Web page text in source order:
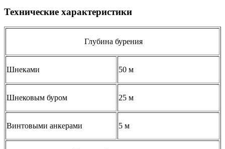
Технические характеристики
Глубина бурения
Шнеками 50 м
Шнековым буром 25 м
Винтовыми анкерами 5 м